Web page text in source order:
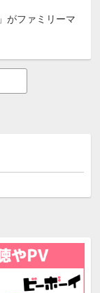
がファミリーマ